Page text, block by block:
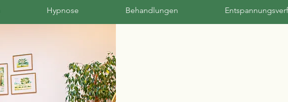
Hypnose Behandlungen